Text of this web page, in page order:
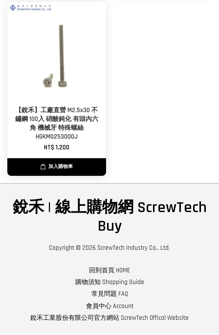
【銳禾】工廠直營 M2.5x30 不
鏽鋼 100入 硝酸鈍化 有頭內六
角 機械牙 特殊螺絲
HGKM0253000J
NT$ 1,200
加入購物車
銳禾 | 線上購物網 ScrewTech
Buy
Copyright © 2026 ScrewTech Industry Co., Ltd.
回到首頁 HOME
購物須知 Shopping Guide
常見問題 FAQ
會員中心 Account
銳禾工業股份有限公司官方網站 ScrewTech Offical Website